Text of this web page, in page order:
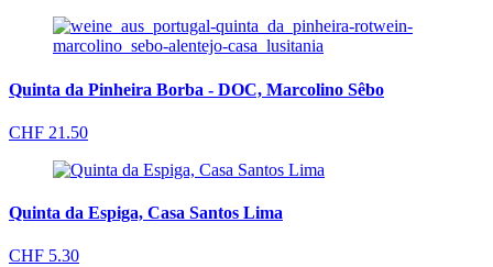
Quinta da Pinheira Borba - DOC, Marcolino Sêbo
CHF 21.50
Quinta da Espiga, Casa Santos Lima
CHF 5.30